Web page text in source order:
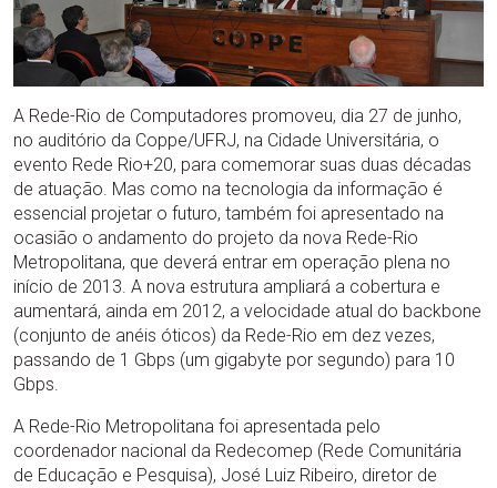
A Rede-Rio de Computadores promoveu, dia 27 de junho,
no auditório da Coppe/UFRJ, na Cidade Universitária, o
evento Rede Rio+20, para comemorar suas duas décadas
de atuação. Mas como na tecnologia da informação é
essencial projetar o futuro, também foi apresentado na
ocasião o andamento do projeto da nova Rede-Rio
Metropolitana, que deverá entrar em operação plena no
início de 2013. A nova estrutura ampliará a cobertura e
aumentará, ainda em 2012, a velocidade atual do backbone
(conjunto de anéis óticos) da Rede-Rio em dez vezes,
passando de 1 Gbps (um gigabyte por segundo) para 10
Gbps.
A Rede-Rio Metropolitana foi apresentada pelo
coordenador nacional da Redecomep (Rede Comunitária
de Educação e Pesquisa), José Luiz Ribeiro, diretor de